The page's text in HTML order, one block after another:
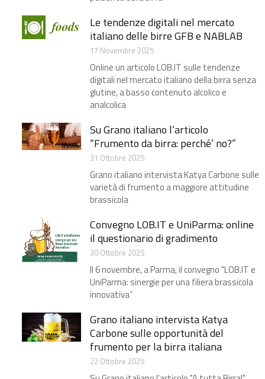
Le tendenze digitali nel mercato
italiano delle birre GFB e NABLAB
17 Novembre 2025
Online un articolo LOB.IT sulle tendenze
digitali nel mercato italiano della birra​ senza
glutine, a basso contenuto alcolico e
analcolica
Su Grano italiano l’articolo
“Frumento da birra: perché’ no?”
31 Ottobre 2025
Grano italiano intervista Katya Carbone​ sulle
varietà di frumento a maggiore attitudine
brassicola
Convegno LOB.IT e UniParma: online
il questionario di gradimento
30 Ottobre 2025
Il 6 novembre, a Parma, il convegno "LOB.IT e
UniParma: sinergie per una filiera brassicola
innovativa”
Grano italiano intervista Katya
Carbone​ sulle opportunità del
frumento per la birra italiana
22 Ottobre 2025